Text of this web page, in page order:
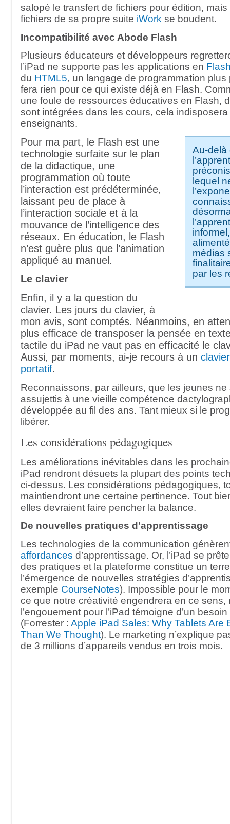
salopé le transfert de fichiers pour édition,
fichiers de sa propre suite iWork se boudent.
Incompatibilité avec Abode Flash
Plusieurs éducateurs et développeurs
l’iPad ne supporte pas les applications en
du HTML5, un langage de programmation plus
fera rien pour ce qui existe déjà en Flash.
une foule de ressources éducatives en Flash,
sont intégrées dans les cours, cela
enseignants.
Au-delà
lequel
médias
par les
Pour ma part, le Flash est une
technologie surfaite sur le plan
de la didactique, une
programmation où toute
l’interaction est prédéterminée,
laissant peu de place à
l’interaction sociale et à la
mouvance de l’intelligence des
réseaux. En éducation, le Flash
n’est guère plus que l’animation
appliqué au manuel.
Le clavier
Enfin, il y a la question du
clavier. Les jours du clavier, à
mon avis, sont comptés. Néanmoins, en
plus efficace de transposer la pensée en
tactile du iPad ne vaut pas en efficacité le
Aussi, par moments, ai-je recours à un
portatif.
Reconnaissons, par ailleurs, que les jeunes ne
assujettis à une vieille compétence
développée au fil des ans. Tant mieux si le
libérer.
Les considérations pédagogiques
Les améliorations inévitables dans les
iPad rendront désuets la plupart des points
ci-dessus. Les considérations pédagogiques,
maintiendront une certaine pertinence. Tout
elles devraient faire pencher la balance.
De nouvelles pratiques d’apprentissage
Les technologies de la communication
affordances d’apprentissage. Or, l’iPad se
des pratiques et la plateforme constitue un
l’émergence de nouvelles stratégies
exemple CourseNotes). Impossible pour le
ce que notre créativité engendrera en ce sens,
l’engouement pour l’iPad témoigne d’un
(Forrester : Apple iPad Sales: Why Tablets Are
Than We Thought). Le marketing n’explique
de 3 millions d’appareils vendus en trois mois.